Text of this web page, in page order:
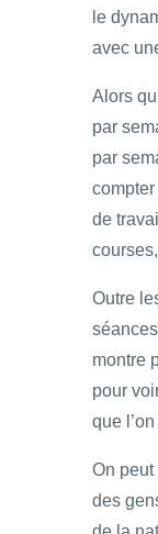
le
avec
Alors
par
par
de
Outre
montre
pour
que
On
des